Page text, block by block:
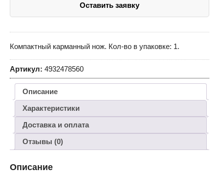
Оставить заявку
Компактный карманный нож. Кол-во в упаковке: 1.
Артикул: 4932478560
Описание
Характеристики
Доставка и оплата
Отзывы (0)
Описание